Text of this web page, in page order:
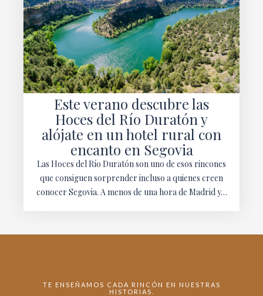
Este verano descubre las
Hoces del Río Duratón y
alójate en un hotel rural con
encanto en Segovia
Las Hoces del Río Duratón son uno de esos rincones
que consiguen sorprender incluso a quienes creen
conocer Segovia. A menos de una hora de Madrid y…
TE ENSEÑAMOS CADA RINCÓN EN NUESTRAS
HISTORIAS.